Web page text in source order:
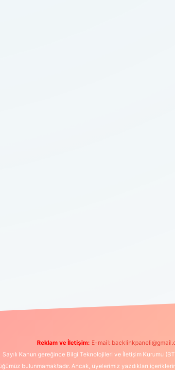
Reklam ve İletişim: E-mail:
Sayılı Kanun gereğince Bilgi Teknolojileri ve İletişim Kurumu
bulunmamaktadır. Ancak, üyelerimiz yazdıkları